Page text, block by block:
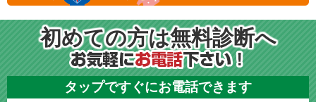
初めての方は無料診断へ
タップですぐにお電話できます